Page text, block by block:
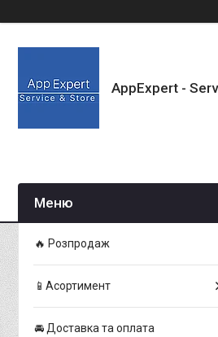
AppExpert -
🔥 Розпродаж
📱Асортимент
🚘 Доставка та оплата